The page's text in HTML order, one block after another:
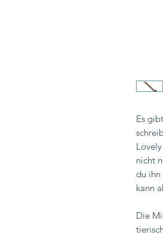
Es
nicht
du ihn
kann
Die